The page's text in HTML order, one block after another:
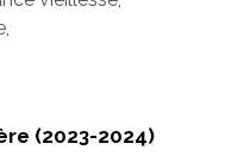
(2023-2024)